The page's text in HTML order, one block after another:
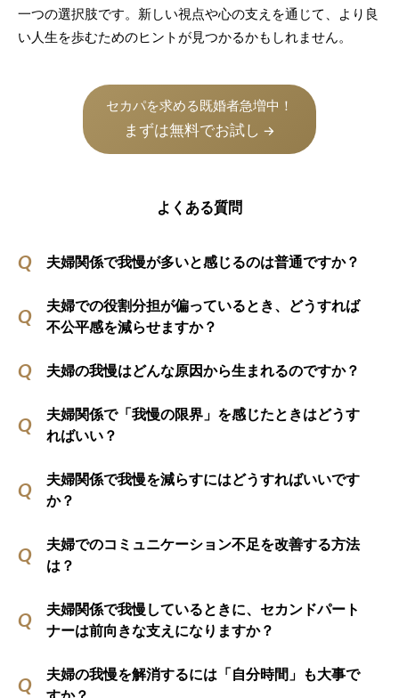
一つの選択肢です。新しい視点や心の支えを通じて、より良
い人生を歩むためのヒントが見つかるかもしれません。
セカパを求める既婚者急増中！
まずは無料でお試し →
よくある質問
夫婦関係で我慢が多いと感じるのは普通ですか？
夫婦での役割分担が偏っているとき、どうすれば
不公平感を減らせますか？
夫婦の我慢はどんな原因から生まれるのですか？
夫婦関係で「我慢の限界」を感じたときはどうす
ればいい？
夫婦関係で我慢を減らすにはどうすればいいです
か？
夫婦でのコミュニケーション不足を改善する方法
は？
夫婦関係で我慢しているときに、セカンドパート
ナーは前向きな支えになりますか？
夫婦の我慢を解消するには「自分時間」も大事で